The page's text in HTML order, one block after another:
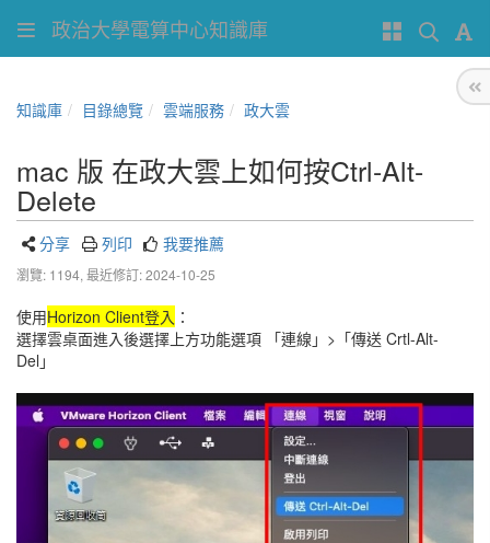
政治大學電算中心知識庫
知識庫 目錄總覽 雲端服務 政大雲
mac 版 在政大雲上如何按Ctrl-Alt-
Delete
分享 列印 我要推薦
瀏覽: 1194, 最近修訂: 2024-10-25
使用Horizon Client登入 ：
選擇雲桌面進入後選擇上方功能選項 「連線」>「傳送 Crtl-Alt-
Del」